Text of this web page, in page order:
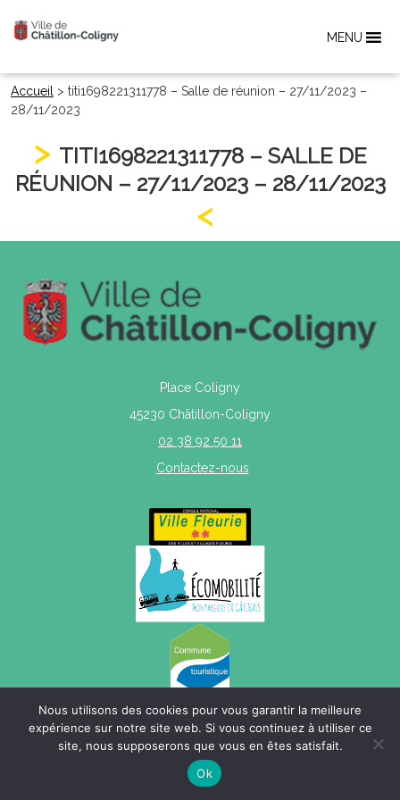
MENU
Accueil > titi1698221311778 – Salle de réunion – 27/11/2023 –
28/11/2023
TITI1698221311778 – SALLE DE
RÉUNION – 27/11/2023 – 28/11/2023
Place Coligny
45230 Châtillon-Coligny
02 38 92 50 11
Contactez-nous
Mentions légales| Politique de confidentialité | Plan du site
Nous utilisons des cookies pour vous garantir la meilleure
expérience sur notre site web. Si vous continuez à utiliser ce
site, nous supposerons que vous en êtes satisfait.
Ok